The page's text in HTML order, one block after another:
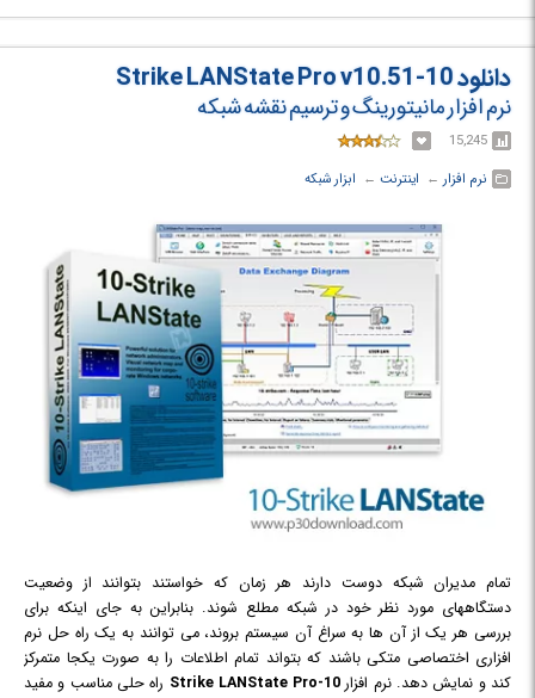
دانلود 10-Strike LANState Pro v10.51
نرم افزار مانیتورینگ و ترسیم نقشه شبکه
15,245
نرم افزار ← ‏ اینترنت ← ‏ ابزار شبکه
تمام مدیران شبکه دوست دارند هر زمان که خواستند بتوانند از وضعیت
دستگاههای مورد نظر خود در شبکه مطلع شوند. بنابراین به جای اینکه برای
بررسی هر یک از آن ها به سراغ آن سیستم بروند، می توانند به یک راه حل نرم
افزاری اختصاصی متکی باشند که بتواند تمام اطلاعات را به صورت یکجا متمرکز
کند و نمایش دهد. نرم افزار10-Strike LANState Pro
راه حلی مناسب و مفید